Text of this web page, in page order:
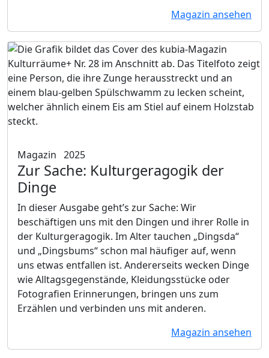
Magazin ansehen
Magazin 2025
Zur Sache: Kulturgeragogik der
Dinge
In dieser Ausgabe geht’s zur Sache: Wir
beschäftigen uns mit den Dingen und ihrer Rolle in
der Kulturgeragogik. Im Alter tauchen „Dingsda“
und „Dingsbums“ schon mal häufiger auf, wenn
uns etwas entfallen ist. Andererseits wecken Dinge
wie Alltagsgegenstände, Kleidungsstücke oder
Fotografien Erinnerungen, bringen uns zum
Erzählen und verbinden uns mit anderen.
Magazin ansehen